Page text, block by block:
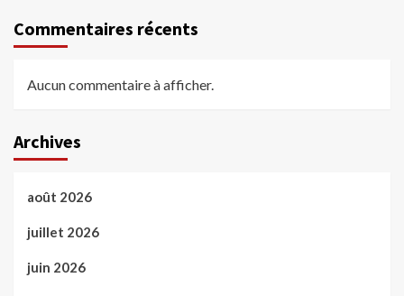
Commentaires récents
Aucun commentaire à afficher.
Archives
août 2026
juillet 2026
juin 2026